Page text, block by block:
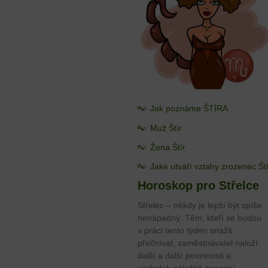
Jak poznáme ŠTÍRA
Muž Štír
Žena Štír
Jaké utváří vztahy zrozenec
Horoskop pro Střelce
Střelec – někdy je lepší být spíše
nenápadný. Těm, kteří se budou
v práci tento týden snažit
přečnívat, zaměstnavatel naloží
další a další povinnosti a